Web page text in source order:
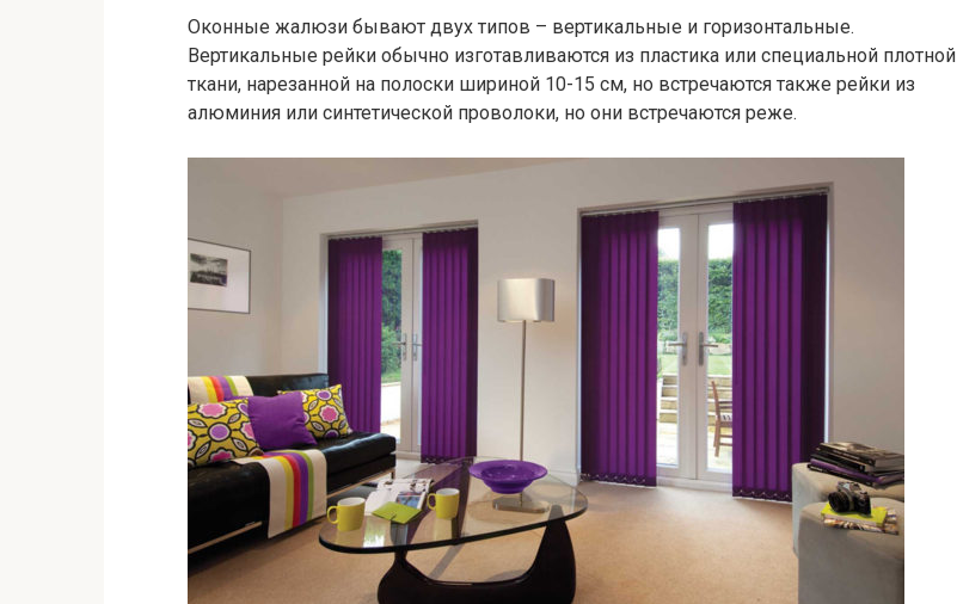
Оконные жалюзи бывают двух типов – вертикальные и горизонтальные.
Вертикальные рейки обычно изготавливаются из пластика или специальной плотной
ткани, нарезанной на полоски шириной 10-15 см, но встречаются также рейки из
алюминия или синтетической проволоки, но они встречаются реже.